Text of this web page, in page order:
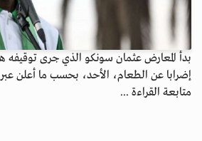
بدأ المعارض عثمان سونكو الذي جرى توقيفه
إضرابا عن الطعام، الأحد، بحسب ما أعلن
متابعة القراءة ...